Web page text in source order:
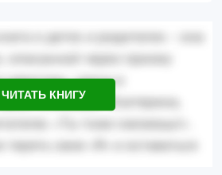
ЧИТАТЬ КНИГУ